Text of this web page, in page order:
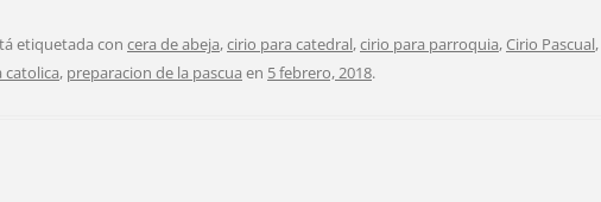
etiquetada con cera de abeja,cirio para catedral,cirio para parroquia, Cirio Pascual,
catolica, preparacion de la pascua en 5 febrero, 2018.